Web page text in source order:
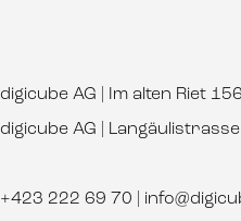
digicube AG | Im alten Riet
digicube AG |
+423 222 69 70